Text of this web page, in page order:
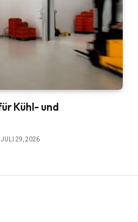
Kühl- und
JULI 29, 2026